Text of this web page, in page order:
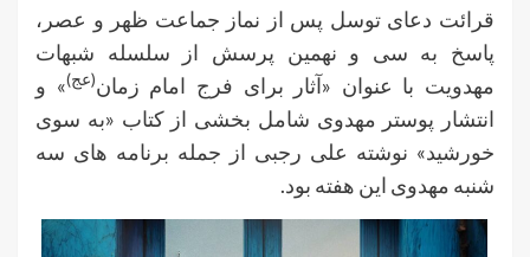
قرائت دعای توسل پس از نماز جماعت ظهر و عصر،
پاسخ به سی و نهمین پرسش از سلسله شبهات
مهدویت با عنوان «آثار برای فرج امام زمان(عج)» و
انتشار پوستر مهدوی شامل بخشی از کتاب «به سوی
خورشید» نوشته علی رجبی از جمله برنامه های سه
شنبه مهدوی این هفته بود.